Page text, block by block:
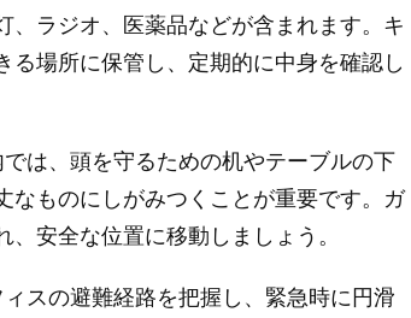
、ラジオ、医薬品などが含まれます。キ
る場所に保管し、定期的に中身を確認し
は、頭を守るための机やテーブルの下
なものにしがみつくことが重要です。ガ
、安全な位置に移動しましょう。
スの避難経路を把握し、緊急時に円滑